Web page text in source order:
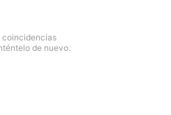
coincidencias
de nuevo.